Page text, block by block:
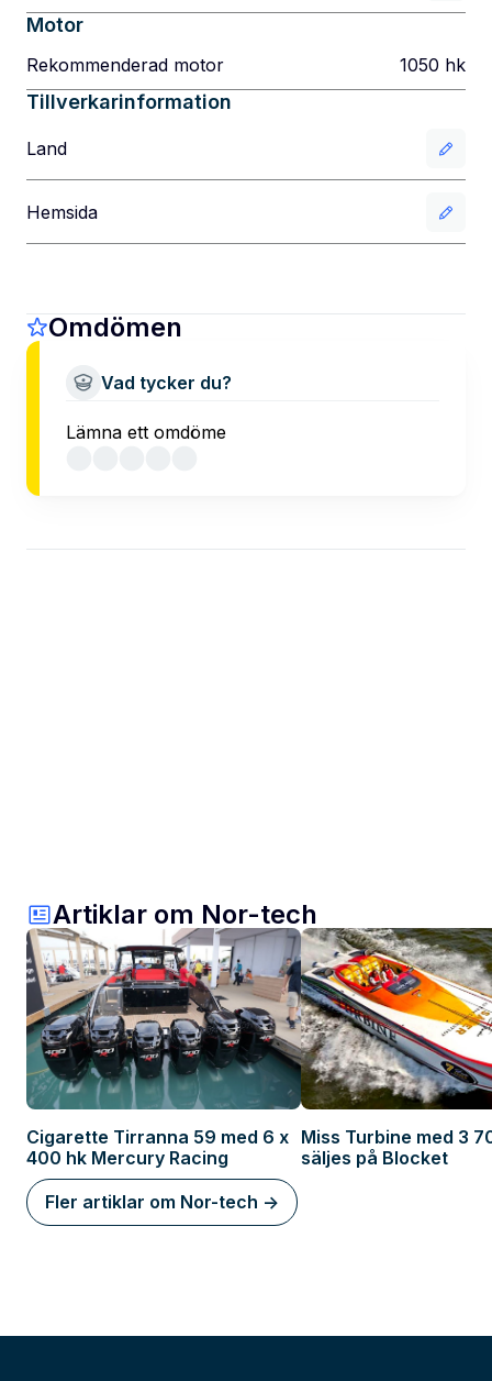
Motor
Rekommenderad motor 1050 hk
Tillverkarinformation
Land
Hemsida
Omdömen
Vad tycker du?
Lämna ett omdöme
Artiklar om Nor-tech
Cigarette Tirranna 59 med 6 x
400 hk Mercury Racing
Miss Turbine med 3
säljes på Blocket
Fler artiklar om Nor-tech ->